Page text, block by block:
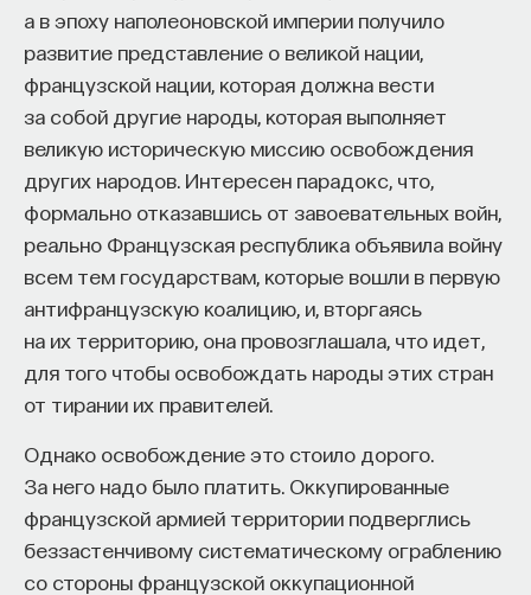
а в эпоху наполеоновской империи получило
развитие представление о великой нации,
французской нации, которая должна вести
за собой другие народы, которая выполняет
великую историческую миссию освобождения
других народов. Интересен парадокс, что,
формально отказавшись от завоевательных войн,
реально Французская республика объявила войну
всем тем государствам, которые вошли в первую
антифранцузскую коалицию, и, вторгаясь
на их территорию, она провозглашала, что идет,
для того чтобы освобождать народы этих стран
от тирании их правителей.
Однако освобождение это стоило дорого.
За него надо было платить. Оккупированные
французской армией территории подверглись
беззастенчивому систематическому ограблению
со стороны французской оккупационной